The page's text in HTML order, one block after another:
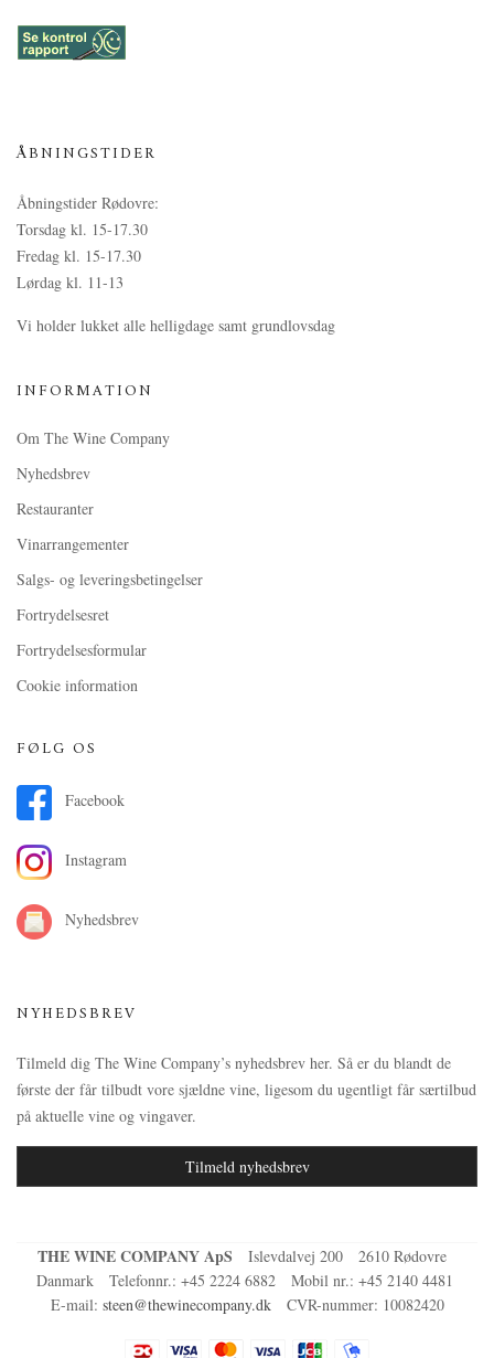
ÅBNINGSTIDER
Åbningstider Rødovre:
Torsdag kl. 15-17.30
Fredag kl. 15-17.30
Lørdag kl. 11-13
Vi holder lukket alle helligdage samt grundlovsdag
INFORMATION
Om The Wine Company
Nyhedsbrev
Restauranter
Vinarrangementer
Salgs- og leveringsbetingelser
Fortrydelsesret
Fortrydelsesformular
Cookie information
FØLG OS
Facebook
Instagram
Nyhedsbrev
NYHEDSBREV
Tilmeld dig The Wine Company’s nyhedsbrev her. Så er du blandt de
første der får tilbudt vore sjældne vine, ligesom du ugentligt får særtilbud
på aktuelle vine og vingaver.
Tilmeld nyhedsbrev
THE WINE COMPANY ApS Islevdalvej 200
2610 Rødovre
Danmark
Telefonnr.: +45 2224 6882 Mobil nr.: +45 2140 4481
E-mail: steen@thewinecompany.dk CVR-nummer: 10082420